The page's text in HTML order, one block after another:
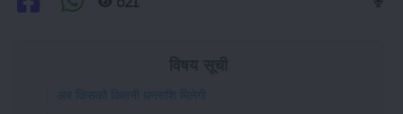
अब किसको कितनी धनराशि मिलेगी